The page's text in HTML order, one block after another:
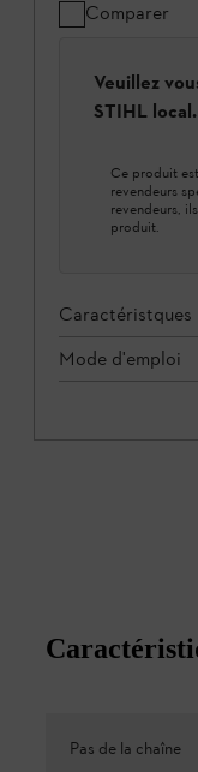
Comparer
Veuillez
STIHL local.
Ce produit
revendeurs
revendeurs,
produit.
Caractéristques
Mode d'emploi
Pas de la chaîne